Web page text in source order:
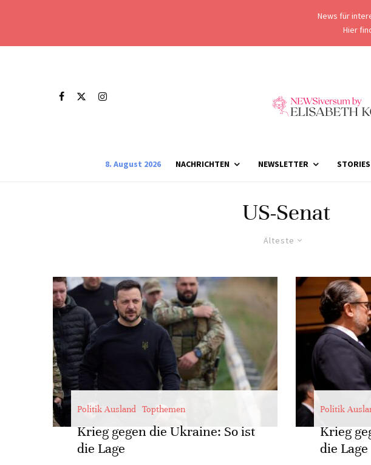
News für
Hier
8. August 2026 NACHRICHTEN NEWSLETTER STORIES
US-Senat
Älteste
Politik Ausland Topthemen
Krieg gegen die Ukraine: So ist
die Lage
Politik
Krieg
die Lage